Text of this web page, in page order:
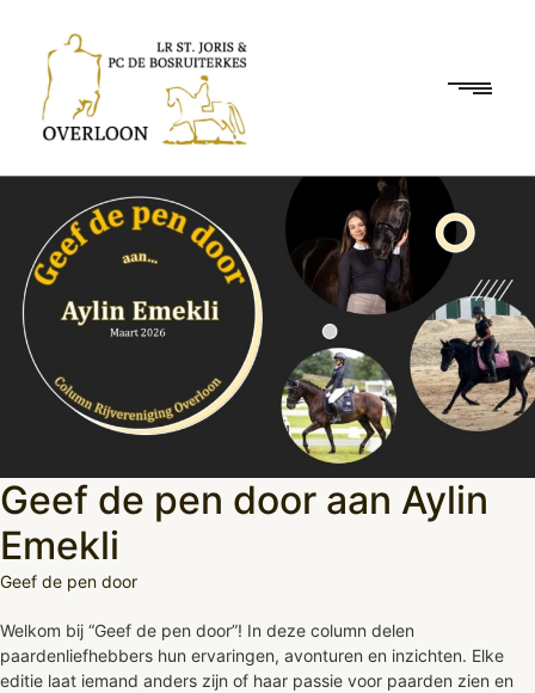
Geef de pen door aan Aylin
Emekli
Geef de pen door
Welkom bij “Geef de pen door”! In deze column delen
paardenliefhebbers hun ervaringen, avonturen en inzichten. Elke
editie laat iemand anders zijn of haar passie voor paarden zien en